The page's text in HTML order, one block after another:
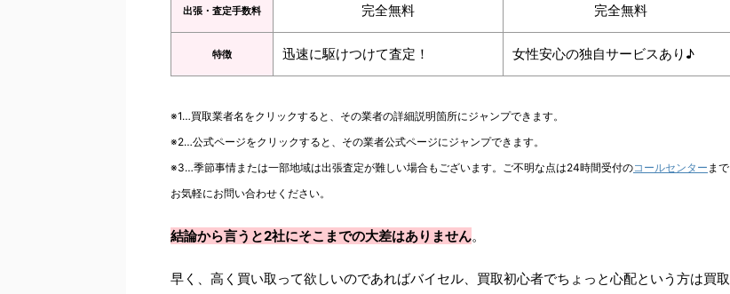
出張・査定手数料 完全無料 完全無料
特徴 迅速に駆けつけて査定！ 女性安心の独自サービスあり♪
※1…買取業者名をクリックすると、その業者の詳細説明箇所にジャンプできます。
※2…公式ページをクリックすると、その業者公式ページにジャンプできます。
※3…季節事情または一部地域は出張査定が難しい場合もございます。ご不明な点は24時間受付のコールセンター まで
お気軽にお問い合わせください。
結論から言うと2社にそこまでの大差はありません。
早く、高く買い取って欲しいのであればバイセル、買取初心者でちょっと心配という方は買取